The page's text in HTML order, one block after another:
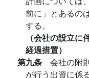
前に」とあるの
する。
（会社の設立
経過措置）
第九条 会社の附
が行う出資に係